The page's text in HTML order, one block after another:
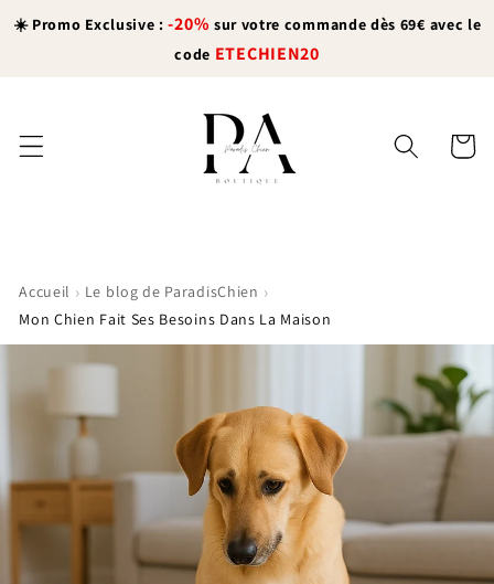
passer
☀️ Promo Exclusive :-20% sur votre commande dès 69€ avec le
code ETECHIEN20
Panier
Accueil › Le blog de ParadisChien ›
Mon Chien Fait Ses Besoins Dans La Maison